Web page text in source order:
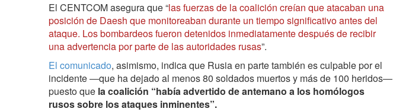
El CENTCOM asegura que “las fuerzas de la coalición creían que atacaban una
posición de Daesh que monitoreaban durante un tiempo significativo antes del
ataque. Los bombardeos fueron detenidos inmediatamente después de recibir
una advertencia por parte de las autoridades rusas”.
El comunicado, asimismo, indica que Rusia en parte también es culpable por el
incidente ―que ha dejado al menos 80 soldados muertos y más de 100 heridos―
puesto que la coalición “había advertido de antemano a los homólogos
rusos sobre los ataques inminentes”.